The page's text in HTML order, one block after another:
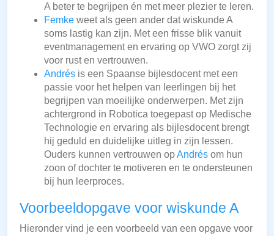
A beter te begrijpen én met meer plezier te leren.
Femke weet als geen ander dat wiskunde A
soms lastig kan zijn. Met een frisse blik vanuit
eventmanagement en ervaring op VWO zorgt zij
voor rust en vertrouwen.
Andrés is een Spaanse bijlesdocent met een
passie voor het helpen van leerlingen bij het
begrijpen van moeilijke onderwerpen. Met zijn
achtergrond in Robotica toegepast op Medische
Technologie en ervaring als bijlesdocent brengt
hij geduld en duidelijke uitleg in zijn lessen.
Ouders kunnen vertrouwen opAndrés om hun
zoon of dochter te motiveren en te ondersteunen
bij hun leerproces.
Voorbeeldopgave voor wiskunde A
Hieronder vind je een voorbeeld van een opgave voor